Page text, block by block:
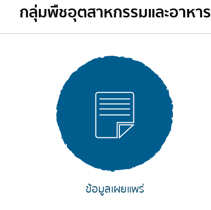
กลุ่มพืชอุตสาหกรรมและอาหาร
ข้อมูลเผยแพร่